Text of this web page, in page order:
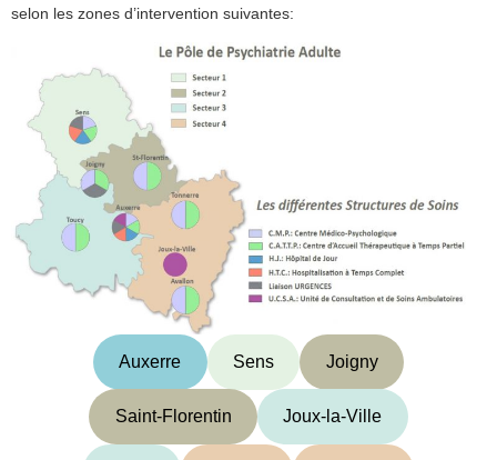
selon les zones d’intervention suivantes:
Auxerre Sens Joigny
Saint-Florentin Joux-la-Ville